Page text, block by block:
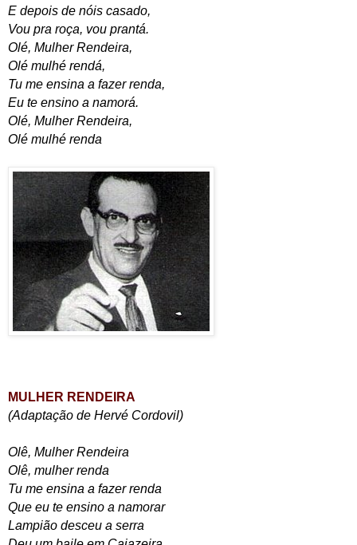
E depois de nóis casado,
Vou pra roça, vou prantá.
Olé, Mulher Rendeira,
Olé mulhé rendá,
Tu me ensina a fazer renda,
Eu te ensino a namorá.
Olé, Mulher Rendeira,
Olé mulhé renda
MULHER RENDEIRA
(Adaptação de Hervé Cordovil)
Olê, Mulher Rendeira
Olê, mulher renda
Tu me ensina a fazer renda
Que eu te ensino a namorar
Lampião desceu a serra